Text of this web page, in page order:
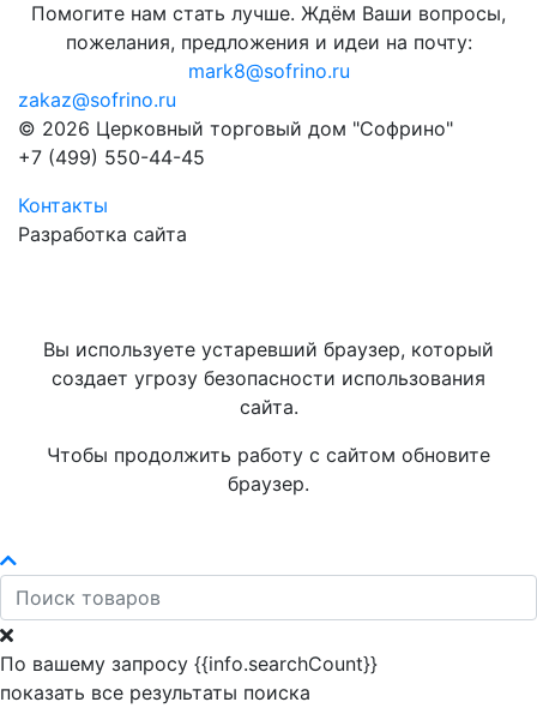
Помогите нам стать лучше. Ждём Ваши вопросы,
пожелания, предложения и идеи на почту:
mark8@sofrino.ru
zakaz@sofrino.ru
© 2026 Церковный торговый дом "Софрино"
+7 (499) 550-44-45
Контакты
Разработка сайта
Вы используете устаревший браузер, который
создает угрозу безопасности использования
сайта.
Чтобы продолжить работу с сайтом обновите
браузер.
По вашему запросу {{info.searchCount}}
показать все результаты поиска